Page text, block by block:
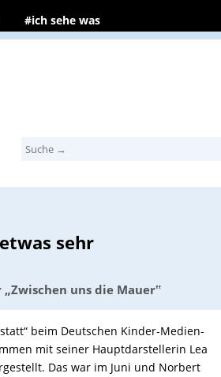
#ich sehe was
sehr
uns die Mauer‟
beim Deutschen Kinder-Medien-
mit seiner Hauptdarstellerin Lea
Das war im Juni und Norbert